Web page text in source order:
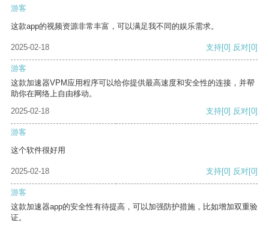
游客
这款app的视频资源非常丰富，可以满足我不同的娱乐需求。
2025-02-18 支持[0] 反对[0]
游客
这款加速器VPM应用程序可以给你提供最高速度和安全性的连接，并帮
助你在网络上自由移动。
2025-02-18
支持[0] 反对[0]
游客
这个软件很好用
2025-02-18 支持[0] 反对[0]
游客
这款加速器app的安全性有待提高，可以加强防护措施，比如增加双重验
证。